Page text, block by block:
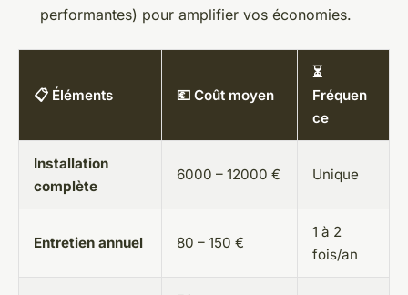
performantes) pour amplifier vos économies.
📋 Éléments 💶 Coût moyen
⏳
Fréquen
ce
Installation
complète
6000 – 12000 € Unique
Entretien annuel 80 – 150 €
1 à 2
fois/an